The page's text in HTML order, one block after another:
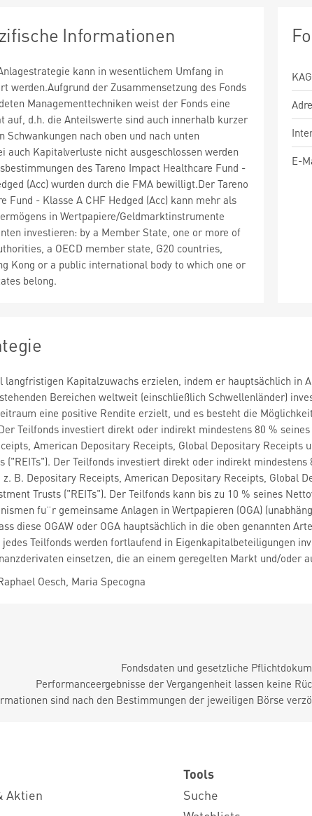
Informationen
kann in wesentlichem Umfang in
werden.Aufgrund der Zusammensetzung des Fonds
Managementtechniken weist der Fonds eine
auf, d.h. die Anteilswerte sind auch innerhalb kurzer
Schwankungen nach oben und nach unten
auch Kapitalverluste nicht ausgeschlossen werden
des Tareno Impact Healthcare Fund -
(Acc) wurden durch die FMA bewilligt.Der Tareno
Fund - Klasse A CHF Hedged (Acc) kann mehr als
in Wertpapiere/Geldmarktinstrumente
investieren: by a Member State, one or more of
a OECD member state, G20 countries,
Kong or a public international body to which one or
belong.
KAG
E-
langfristigen Kapitalzuwachs erzielen, indem er hauptsächlich in
Bereichen weltweit (einschließlich Schwellenländer)
eine positive Rendite erzielt, und es besteht die
Teilfonds investiert direkt oder indirekt mindestens 80 %
American Depositary Receipts, Global Depositary
("REITs"). Der Teilfonds investiert direkt oder indirekt
B. Depositary Receipts, American Depositary Receipts, Global
Trusts ("REITs"). Der Teilfonds kann bis zu 10 % seines
fu¨r gemeinsame Anlagen in Wertpapieren (OGA)
diese OGAW oder OGA hauptsächlich in die oben genannten
Teilfonds werden fortlaufend in Eigenkapitalbeteiligungen
einsetzen, die an einem geregelten Markt und/oder
Oesch, Maria Specogna
Fondsdaten und gesetzliche
Performanceergebnisse der Vergangenheit lassen keine
sind nach den Bestimmungen der jeweiligen Börse
Aktien
Tools
Suche